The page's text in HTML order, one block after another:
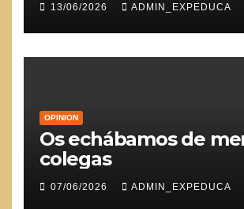
13/06/2026 ADMIN_EXPEDUCA
OPINION
Os echábamos de
colegas
07/06/2026 ADMIN_EXPEDUCA